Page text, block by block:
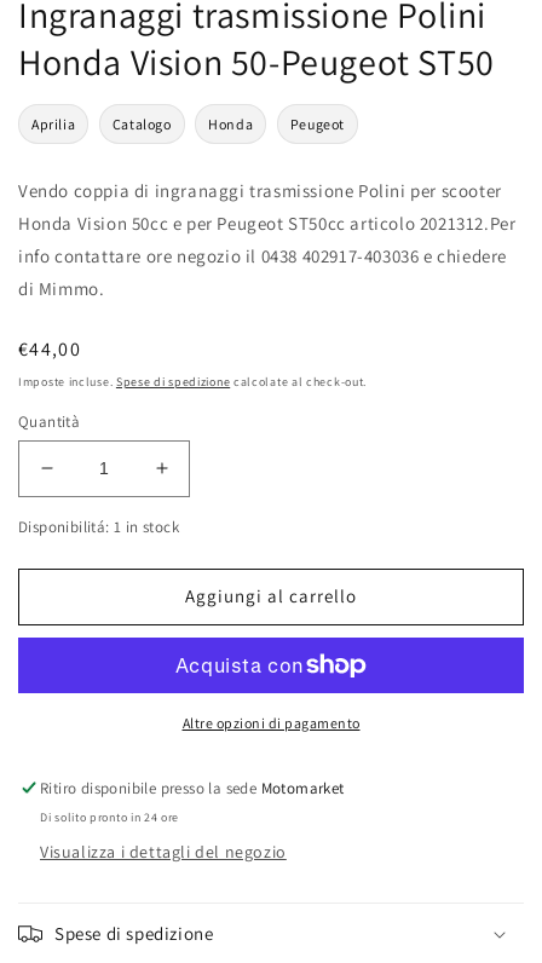
Ingranaggi trasmissione Polini
Honda Vision 50-Peugeot ST50
Aprilia Catalogo Honda Peugeot
Vendo coppia di ingranaggi trasmissione Polini per scooter
Honda Vision 50cc e per Peugeot ST50cc articolo 2021312.Per
info contattare ore negozio il 0438 402917-403036 e chiedere
di Mimmo.
Prezzo
di
€44,00
Imposte incluse. Spese di spedizione calcolate al check-out.
Quantità
Diminuisci
quantità
per
Honda
Aumenta
quantità
per
Polini
Honda
Vision
ST50
Disponibilitá: 1 in stock
Aggiungi al carrello
Altre opzioni di pagamento
Ritiro disponibile presso la sede Motomarket
Di solito pronto in 24 ore
Visualizza i dettagli del negozio
Spese di spedizione